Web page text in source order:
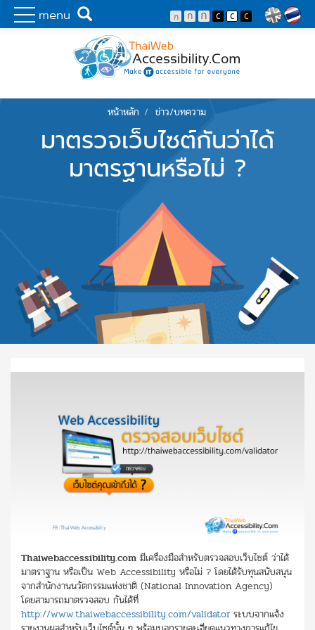
menu
Skip to main content
พัฒนาเว็บไซต์ที่ทุกคนเข้าถึงได้ที่แรก
Search
You are here
หน้าหลัก ข่าว/บทความ
มาตรวจเว็บไซต์กันว่าได้
มาตรฐานหรือไม่ ?
Thaiwebaccessibility.com มีเครื่องมือสำหรับตรวจสอบเว็บไซต์ ว่าได้
มาตราฐาน หรือเป็น Web Accessibility หรือไม่ ? โดยได้รับทุนสนับสนุน
จากสำนักงานนวัตกรรมแห่งชาติ (National Innovation Agency)
โดยสามารถมาตรวจสอบ กันได้ที่
http://www.thaiwebaccessibility.com/validator ระบบจากแจ้ง